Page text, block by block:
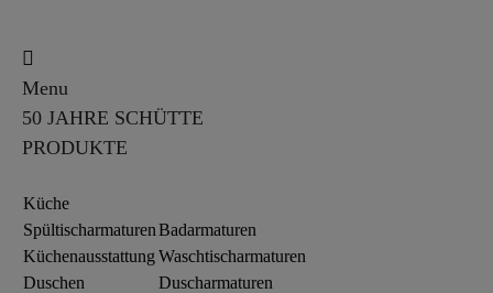
Menu
50 JAHRE SCHÜTTE
PRODUKTE
Küche
Spültischarmaturen
Küchenausstattung
Duschen
Badarmaturen
Waschtischarmaturen
Duscharmaturen